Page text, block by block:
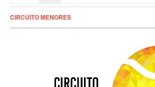
CIRCUITO MENORES